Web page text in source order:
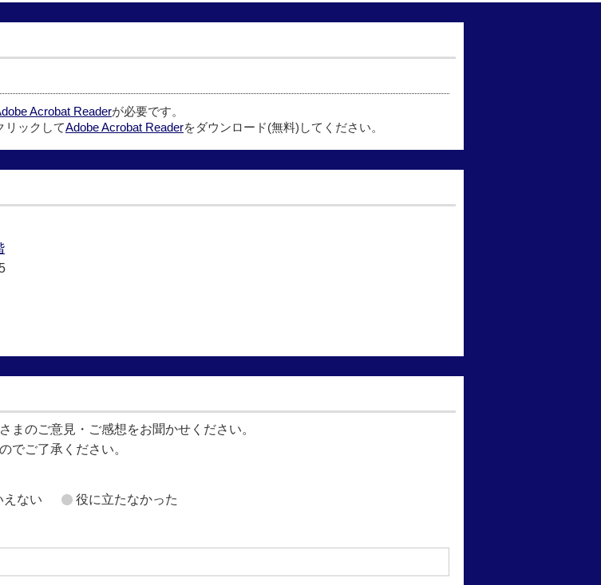
Acrobat Readerが必要です。
リックしてAdobe Acrobat Readerをダウンロード(無料)してください。
まのご意見・ご感想をお聞かせください。
でご了承ください。
えない 役に立たなかった